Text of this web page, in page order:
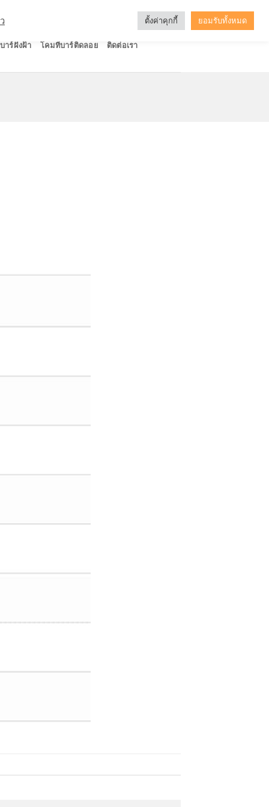
าร์ฝังฝ้า โคมทีบาร์ติดลอย ติดต่อเรา
ตั้งค่าคุกกี้ ยอมรับทั้งหมด